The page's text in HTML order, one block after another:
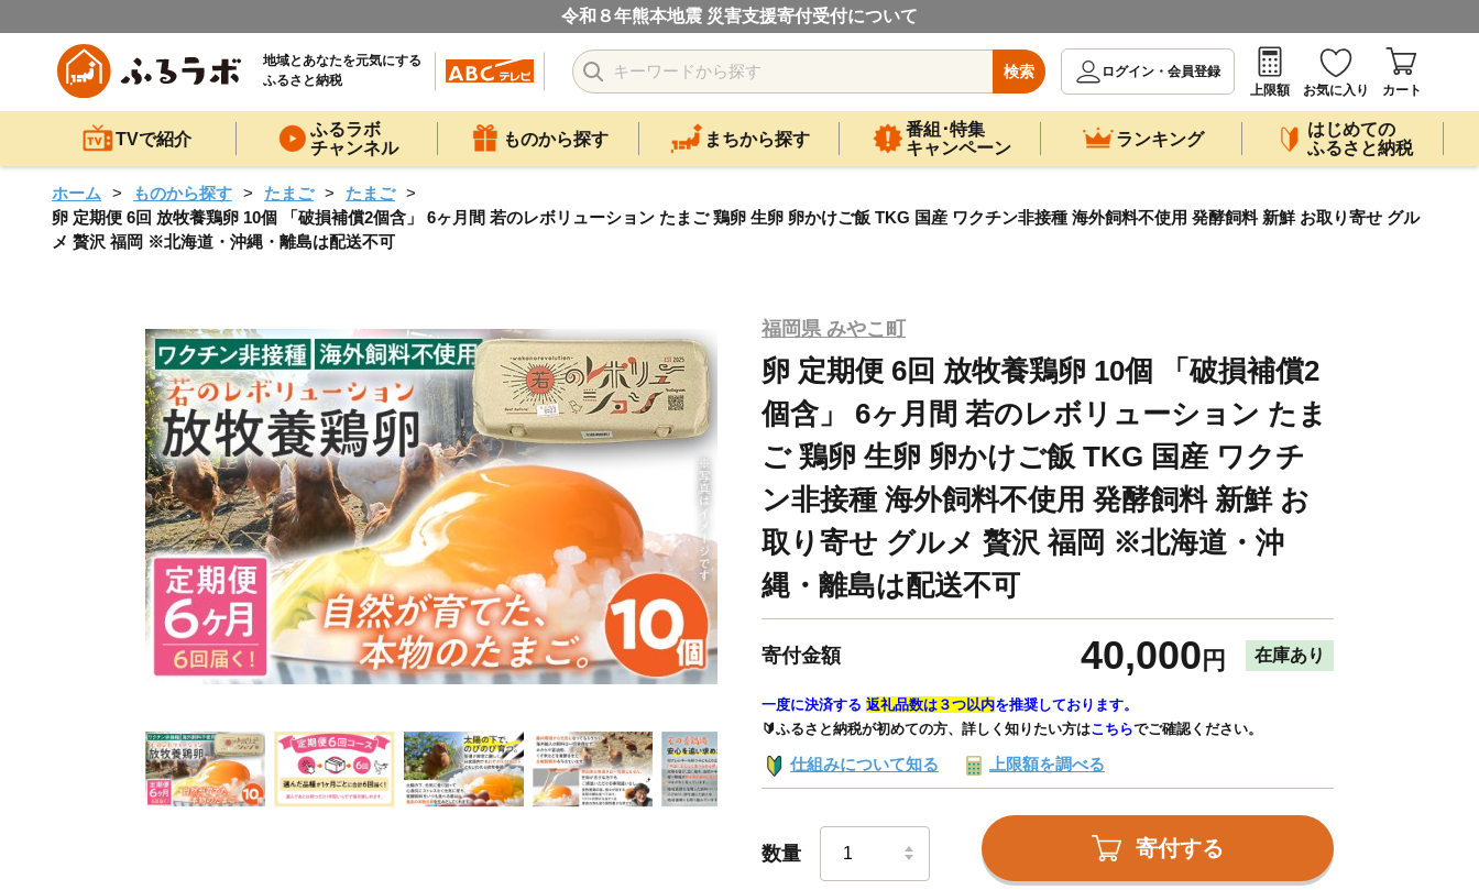
令和８年熊本地震 災害支援寄付受付について
地域とあなたを元気にする
ふるさと納税
検索
ログイン・会員登録
上限額
お気に入り カート
TVで紹介
ふるラボ
チャンネル
ものから探す まちから探す
番組･特集
キャンペーン
ランキング
はじめての
ふるさと納税
ホーム ものから探す たまご
たまご
卵 定期便 6回 放牧養鶏卵 10個 「破損補償2個含」 6ヶ月間 若のレボリューション たまご 鶏卵 生卵 卵かけご飯 TKG 国産 ワクチン非接種 海外飼料不使用 発酵飼料 新鮮 お取り寄せ グル
メ 贅沢 福岡 ※北海道・沖縄・離島は配送不可
福岡県 みやこ町
卵 定期便 6回 放牧養鶏卵 10個 「破損補償2
個含」 6ヶ月間 若のレボリューション たま
ご 鶏卵 生卵 卵かけご飯 TKG 国産 ワクチ
ン非接種 海外飼料不使用 発酵飼料 新鮮 お
取り寄せ グルメ 贅沢 福岡 ※北海道・沖
縄・離島は配送不可
寄付金額 40,000 円 在庫あり
一度に決済する 返礼品数は３つ以内を推奨しております。
🔰ふるさと納税が初めての方、詳しく知りたい方はこちらでご確認ください。
仕組みについて知る 上限額を調べる
数量 寄付する